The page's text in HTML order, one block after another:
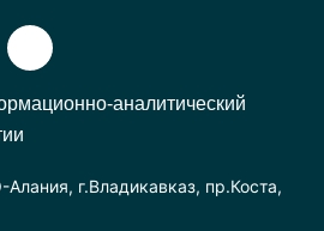
аналитический
г.Владикавказ, пр.Коста,